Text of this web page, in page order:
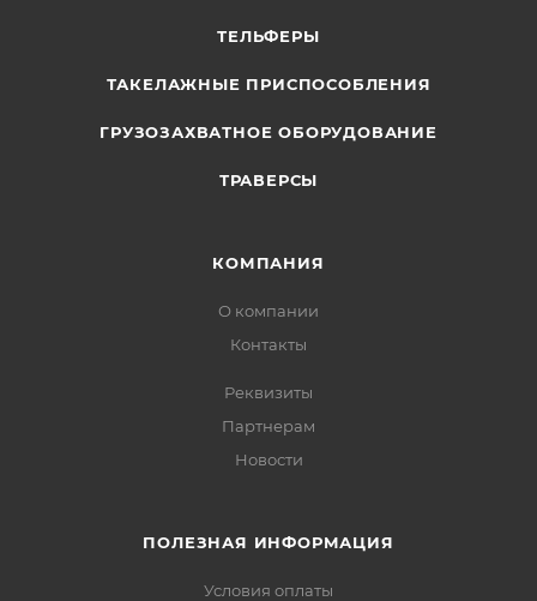
ТЕЛЬФЕРЫ
ТАКЕЛАЖНЫЕ ПРИСПОСОБЛЕНИЯ
ГРУЗОЗАХВАТНОЕ ОБОРУДОВАНИЕ
ТРАВЕРСЫ
КОМПАНИЯ
О компании
Контакты
Реквизиты
Партнерам
Новости
ПОЛЕЗНАЯ ИНФОРМАЦИЯ
Условия оплаты